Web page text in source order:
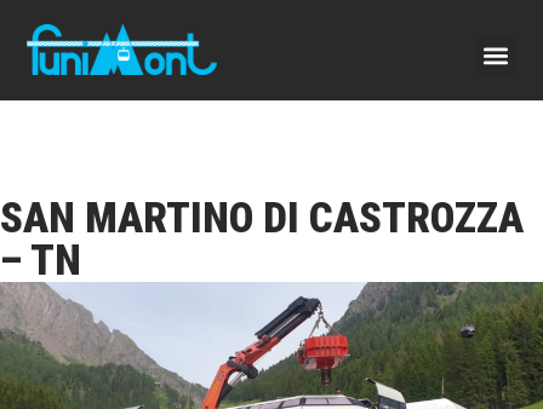
SAN MARTINO DI CASTROZZA
– TN